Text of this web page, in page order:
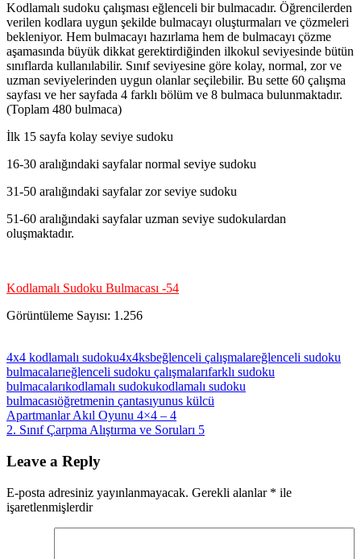
Kodlamalı sudoku çalışması eğlenceli bir bulmacadır. Öğrencilerden
verilen kodlara uygun şekilde bulmacayı oluşturmaları ve çözmeleri
bekleniyor. Hem bulmacayı hazırlama hem de bulmacayı çözme
aşamasında büyük dikkat gerektirdiğinden ilkokul seviyesinde bütün
sınıflarda kullanılabilir. Sınıf seviyesine göre kolay, normal, zor ve
uzman seviyelerinden uygun olanlar seçilebilir. Bu sette 60 çalışma
sayfası ve her sayfada 4 farklı bölüm ve 8 bulmaca bulunmaktadır.
(Toplam 480 bulmaca)
İlk 15 sayfa kolay seviye sudoku
16-30 aralığındaki sayfalar normal seviye sudoku
31-50 aralığındaki sayfalar zor seviye sudoku
51-60 aralığındaki sayfalar uzman seviye sudokulardan
oluşmaktadır.
Kodlamalı Sudoku Bulmacası -54
Görüntüleme Sayısı: 1.256
4x4 kodlamalı sudoku4x4ksbeğlenceli çalışmalareğlenceli sudoku
bulmacalarıeğlenceli sudoku çalışmalarıfarklı sudoku
bulmacalarıkodlamalı sudokukodlamalı sudoku
bulmacasıöğretmenin çantasıyunus külcü
Yazı
gezinmesi
Previous
Post:
Apartmanlar Akıl Oyunu 4×4 – 4
Next
2. Sınıf Çarpma Alıştırma ve Soruları 5
Leave a Reply
E-posta adresiniz yayınlanmayacak. Gerekli alanlar * ile
işaretlenmişlerdir